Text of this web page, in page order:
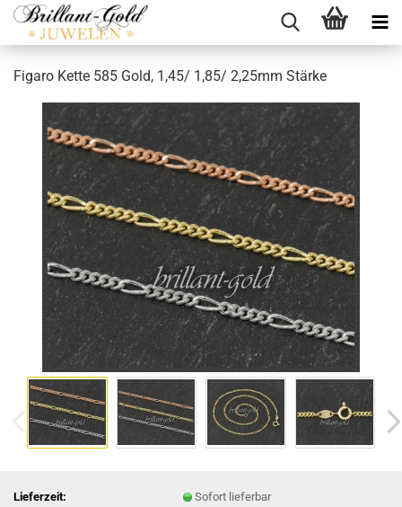
Figaro Kette 585 Gold, 1,45/ 1,85/ 2,25mm Stärke
Lieferzeit: Sofort lieferbar